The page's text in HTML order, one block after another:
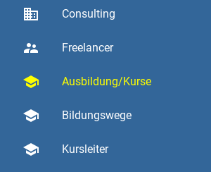
business Consulting
supervisor_account Freelancer
school Ausbildung/Kurse
school Bildungswege
school Kursleiter